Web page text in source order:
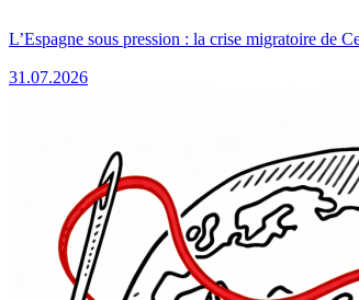
L’Espagne sous pression : la crise migratoire de
31.07.2026